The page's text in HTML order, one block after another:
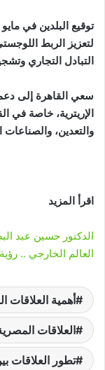
توقيع البلدين في
لتعزيز الربط
التبادل التجاري
سعي القاهرة إلى
الإريترية، خاصة في
والتعدين، والصناعات
اقرأ المزيد
الدكتور حسين عبد
العالم الخارجي ..
أهمية العلاقات
العلاقات
تطور العلاقات